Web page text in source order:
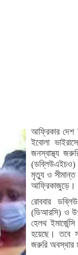
আফ্রিকার দেশ
ইবোলা
জনস্বাস্থ্য
মৃত্যু ও সীমান্ত
আফ্রিকাজুড়ে।
রোববার
(ডিআরসি) ও
হেলথ
হয়েছে। তবে
জরুরি অবস্থার